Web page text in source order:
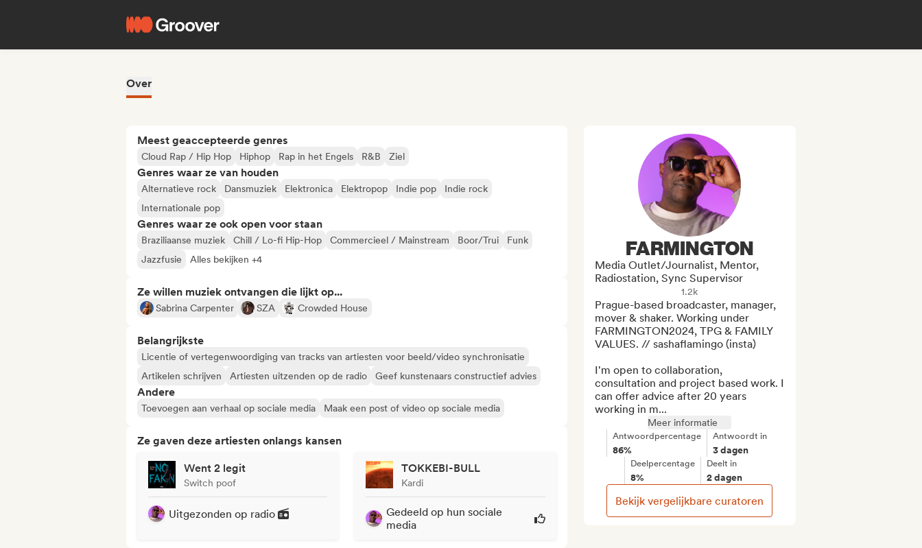
Over
Meest geaccepteerde genres
Cloud Rap / Hip Hop Hiphop Rap in het Engels R&B Ziel
Genres waar ze van houden
Alternatieve rock Dansmuziek Elektronica Elektropop Indie pop
Indie rock
Internationale pop
Genres waar ze ook open voor staan
Braziliaanse muziek Chill / Lo-fi Hip-Hop Commercieel / Mainstream Boor/Trui
Funk
Jazzfusie
Alles bekijken +4
Ze willen muziek ontvangen die lijkt op...
Sabrina Carpenter SZA Crowded House
Belangrijkste
Licentie of vertegenwoordiging van tracks van artiesten voor beeld/video synchronisatie
Artikelen schrijven
Artiesten uitzenden op de radio Geef kunstenaars constructief advies
Andere
Toevoegen aan verhaal op sociale media Maak een post of video op sociale media
Ze gaven deze artiesten onlangs kansen
Went 2 legit
Switch poof
Uitgezonden op radio
TOKKEBI-BULL
Kardi
Gedeeld op hun sociale
media
FARMINGTON
Media Outlet/Journalist, Mentor,
Radiostation, Sync Supervisor
1.2k
Prague-based broadcaster, manager,
mover & shaker. Working under
FARMINGTON2024, TPG & FAMILY
VALUES. // sashaflamingo (insta)
I'm open to collaboration,
consultation and project based work. I
can offer advice after 20 years
working in m...
Meer informatie
Antwoordpercentage
86%
Antwoordt in
3 dagen
Deelpercentage
8%
Deelt in
2 dagen
Bekijk vergelijkbare curatoren